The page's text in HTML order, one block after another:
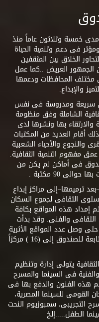
خمسة وثلاثون عاماً منذ
فعال ومؤثر فى دعم وتنمية الحياة
الخلاق بين المثقفين
الجمهور العريض ..كما عمل
المحافظات ودعمها
والإبداع.
سريعة ومدروسة فى نفس
الشاملة وفق منظومة
بها ونشرها لدى
العديد من المكتبات
والنجوع والأحياء الشعبية
مفهوم التنمية الثقافية.
فى أماكن لم يكن من
90 مكتبة .
ترميمها–إلى مراكز إبداع
الثقافى لجموع السكان
إمداد هذه المواقع بكافة
الثقافى والفنى. وقد بدأت
وامتدت حتى وصل عدد المواقع الأثرية
التى تم تحويلها إلى مراكز إبداع فنى تابعة للصندوق إلى (16 ) مركزاً
يتولى إدارة وتنظيم
فى السينما والمسرح
هذه الفنون والدفع بها فى
القومى للسينما المصرية،
التجريبى، سمبوزيوم النحت
الطفل.....إلخ